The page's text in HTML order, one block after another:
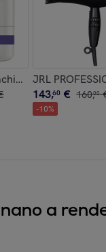
Professional Pink
Violet Plex 9
JRL
143,60 € 160,00
-10%
a